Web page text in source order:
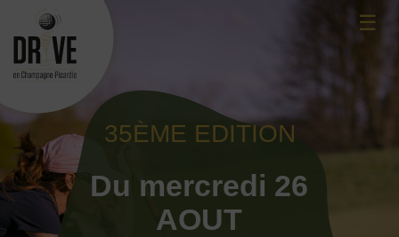
content
☰
35ÈME EDITION
Du mercredi 26
AOUT